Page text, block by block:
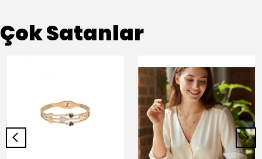
Çok Satanlar